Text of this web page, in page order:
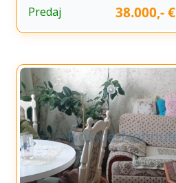
Predaj 38.000,- €